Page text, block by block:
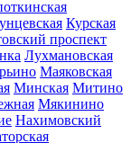
Курская
проспект
Лухмановская
Маяковская
Минская Митино
Мякинино
Нахимовский